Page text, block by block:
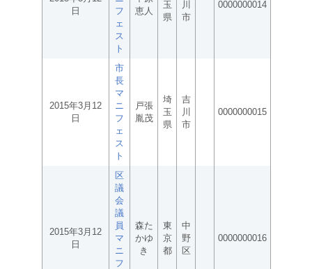
日
フ
ェ
ス
ト
恵人
玉
県
川
市
0000000014
2015年3月12
日
市
長
マ
ニ
フ
ェ
ス
ト
戸張
胤茂
埼
玉
県
吉
川
市
0000000015
2015年3月12
日
区
議
会
議
員
マ
ニ
フ
森た
かゆ
き
東
京
都
中
野
区
0000000016